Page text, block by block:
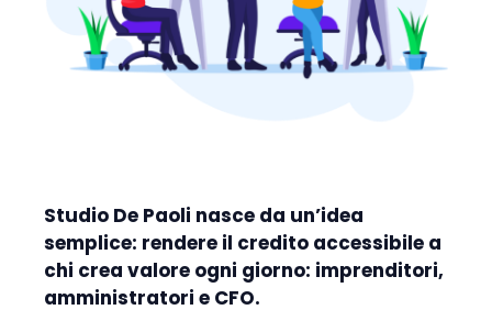
Studio De Paoli nasce da un’idea
semplice: rendere il credito accessibile a
chi crea valore ogni giorno: imprenditori,
amministratori e CFO.